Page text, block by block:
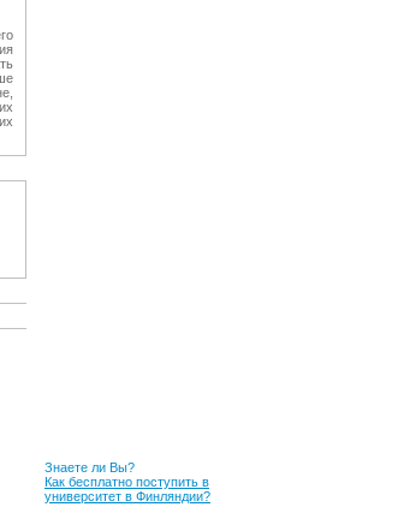
Знаете ли Вы?
Как бесплатно поступить в
университет в Финляндии?